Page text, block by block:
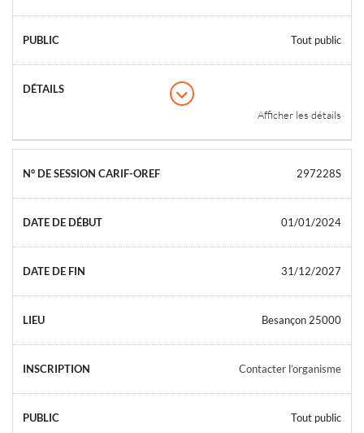
Tout public
Afficher les détails
297228S
01/01/2024
31/12/2027
Besançon 25000
Contacter l’organisme
Tout public